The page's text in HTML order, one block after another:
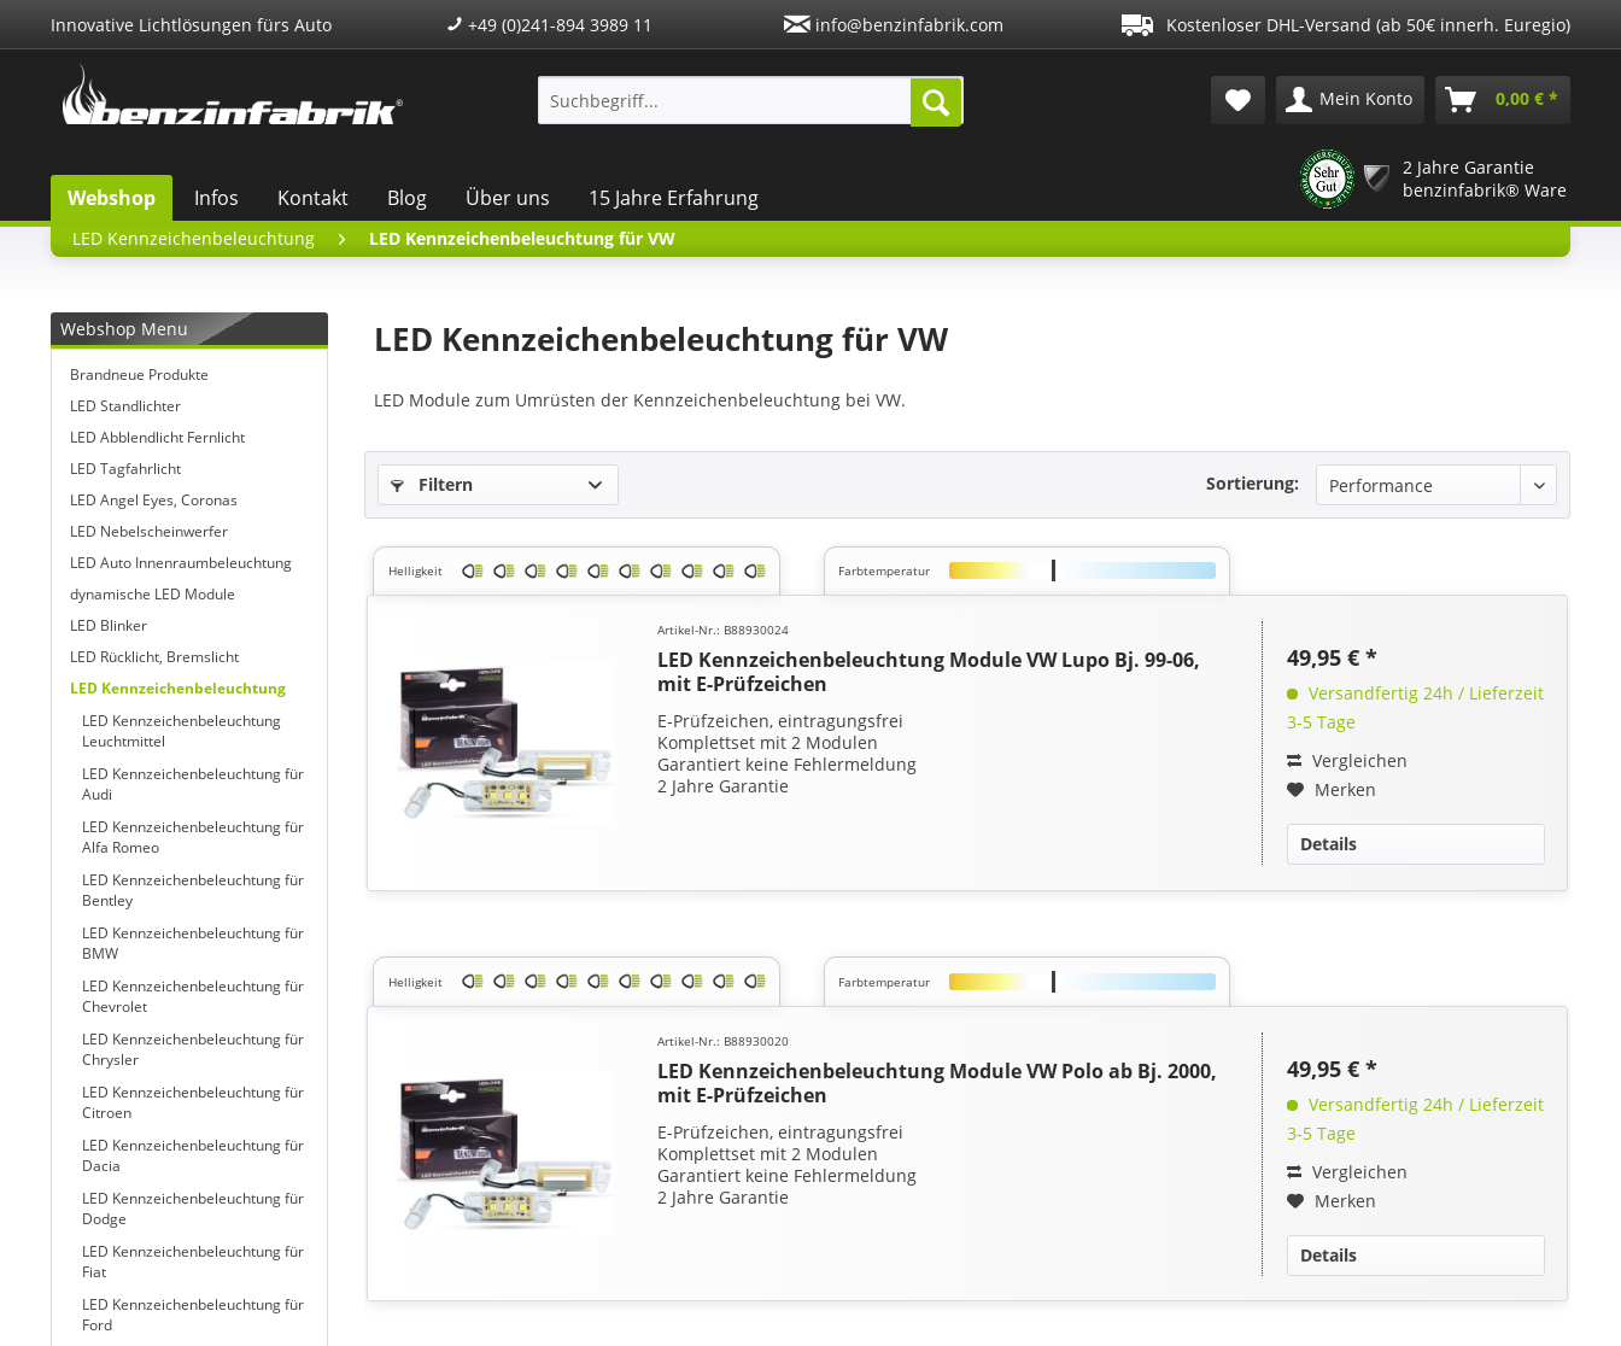
Innovative Lichtlösungen fürs Auto +49 (0)241-894 3989 11 info@benzinfabrik.com Kostenloser DHL-Versand (ab 50€ innerh. Euregio)
Mein Konto 0,00 € *
Webshop Infos Kontakt Blog Über uns 15 Jahre Erfahrung
2 Jahre Garantie
benzinfabrik® Ware
LED Kennzeichenbeleuchtung LED Kennzeichenbeleuchtung für VW
Webshop Menu
Brandneue Produkte
LED Standlichter
LED Abblendlicht Fernlicht
LED Tagfahrlicht
LED Angel Eyes, Coronas
LED Nebelscheinwerfer
LED Auto Innenraumbeleuchtung
dynamische LED Module
LED Blinker
LED Rücklicht, Bremslicht
LED Kennzeichenbeleuchtung
LED Kennzeichenbeleuchtung
Leuchtmittel
LED Kennzeichenbeleuchtung für
Audi
LED Kennzeichenbeleuchtung für
Alfa Romeo
LED Kennzeichenbeleuchtung für
Bentley
LED Kennzeichenbeleuchtung für
BMW
LED Kennzeichenbeleuchtung für
Chevrolet
LED Kennzeichenbeleuchtung für
Chrysler
LED Kennzeichenbeleuchtung für
Citroen
LED Kennzeichenbeleuchtung für
Dacia
LED Kennzeichenbeleuchtung für
Dodge
LED Kennzeichenbeleuchtung für
Fiat
LED Kennzeichenbeleuchtung für
Ford
LED Kennzeichenbeleuchtung für VW
LED Module zum Umrüsten der Kennzeichenbeleuchtung bei VW.
Filtern Sortierung:
Helligkeit Farbtemperatur
Artikel-Nr.: B88930024
LED Kennzeichenbeleuchtung Module VW Lupo Bj. 99-06,
mit E-Prüfzeichen
E-Prüfzeichen, eintragungsfrei
Komplettset mit 2 Modulen
Garantiert keine Fehlermeldung
2 Jahre Garantie
49,95 € *
Versandfertig 24h / Lieferzeit
3-5 Tage
Vergleichen
Merken
Details
Helligkeit Farbtemperatur
Artikel-Nr.: B88930020
LED Kennzeichenbeleuchtung Module VW Polo ab Bj. 2000,
mit E-Prüfzeichen
E-Prüfzeichen, eintragungsfrei
Komplettset mit 2 Modulen
Garantiert keine Fehlermeldung
2 Jahre Garantie
49,95 € *
Versandfertig 24h / Lieferzeit
3-5 Tage
Vergleichen
Merken
Details